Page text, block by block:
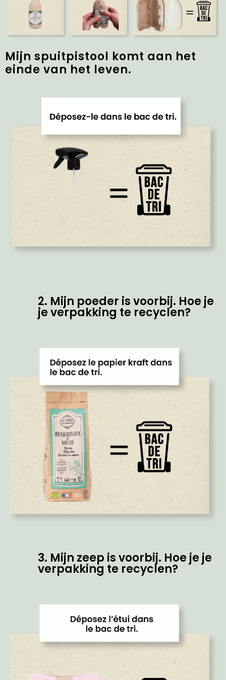
Mijn spuitpistool komt aan het
einde van het leven.
2. Mijn poeder is voorbij. Hoe je
je verpakking te recyclen?
3. Mijn zeep is voorbij. Hoe je je
verpakking te recyclen?